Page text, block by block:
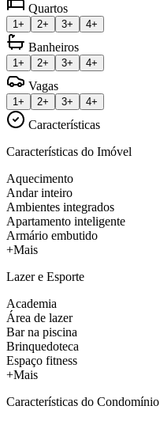
Quartos
1+ 2+ 3+ 4+
Banheiros
1+ 2+ 3+ 4+
Vagas
1+ 2+ 3+ 4+
Características
Características do Imóvel
Aquecimento
Andar inteiro
Ambientes integrados
Apartamento inteligente
Armário embutido
+Mais
Lazer e Esporte
Academia
Área de lazer
Bar na piscina
Brinquedoteca
Espaço fitness
+Mais
Características do Condomínio